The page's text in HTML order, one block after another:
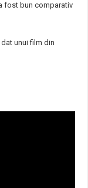
fost bun comparativ
unui film din